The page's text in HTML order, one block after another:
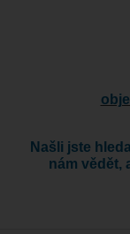
Našli jste
nám vědět,